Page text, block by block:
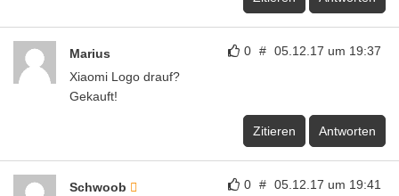
0 # 05.12.17 um 19:37
Marius
Xiaomi Logo drauf?
Gekauft!
Zitieren Antworten
0 # 05.12.17 um 19:41
Schwoob